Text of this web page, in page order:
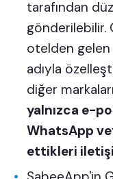
tarafından
gönderilebilir.
otelden
adıyla
diğer
yalnızca e-
WhatsApp
ettikleri